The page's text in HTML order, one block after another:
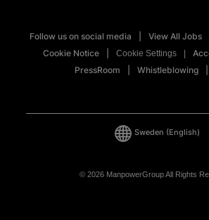
Follow us on social media View All Jobs
Cookie Notice
Cookie Settings
PressRoom
Whistleblowing
© 2026 ManpowerGroup All Rights
Sweden (English)